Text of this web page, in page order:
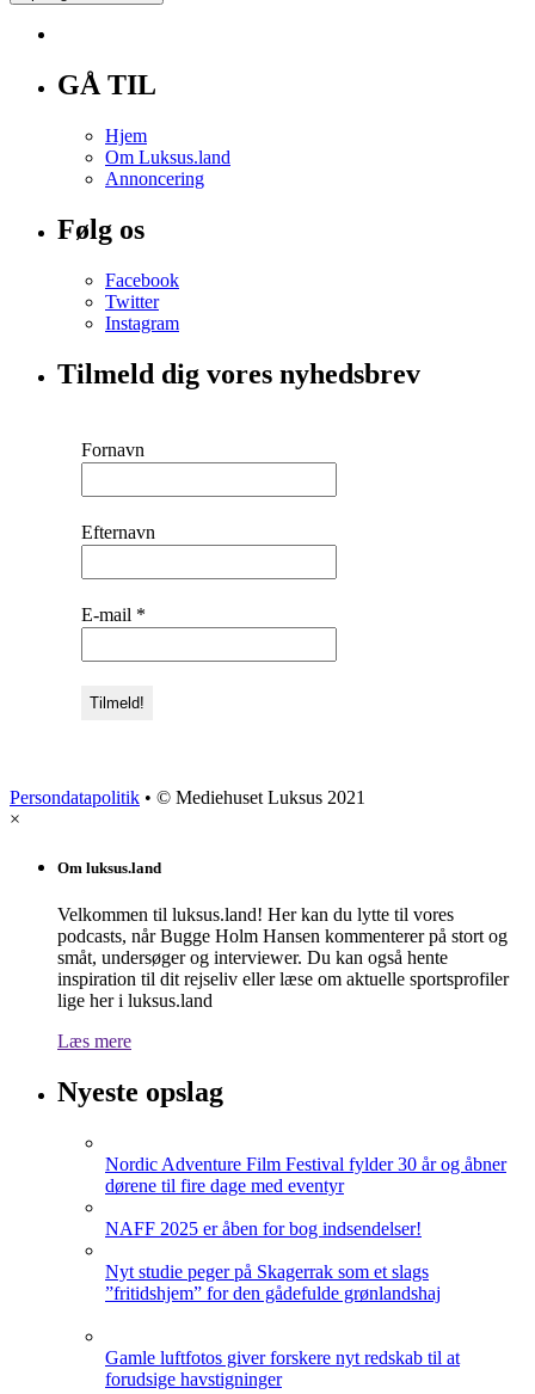
GÅ TIL
Hjem
Om Luksus.land
Annoncering
Følg os
Facebook
Twitter
Instagram
Tilmeld dig vores nyhedsbrev
Fornavn
Efternavn
E-mail *
Persondatapolitik • © Mediehuset Luksus 2021
×
Om luksus.land
Velkommen til luksus.land! Her kan du lytte til vores
podcasts, når Bugge Holm Hansen kommenterer på stort og
småt, undersøger og interviewer. Du kan også hente
inspiration til dit rejseliv eller læse om aktuelle sportsprofiler
lige her i luksus.land
Læs mere
Nyeste opslag
Nordic Adventure Film Festival fylder 30 år og åbner
dørene til fire dage med eventyr
NAFF 2025 er åben for bog indsendelser!
Nyt studie peger på Skagerrak som et slags
”fritidshjem” for den gådefulde grønlandshaj
Gamle luftfotos giver forskere nyt redskab til at
forudsige havstigninger